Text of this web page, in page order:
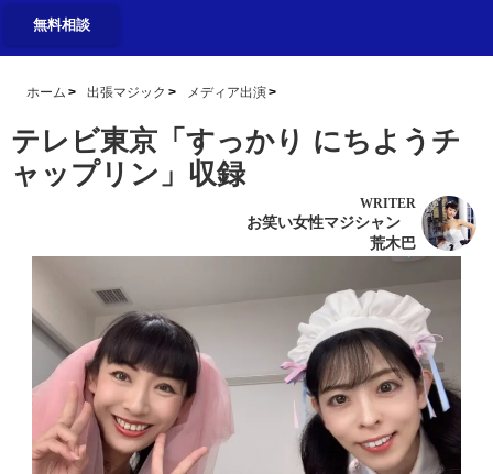
無料相談
ホーム 出張マジック メディア出演
テレビ東京「すっかり にちようチ
ャップリン」収録
WRITER
お笑い女性マジシャン
荒木巴